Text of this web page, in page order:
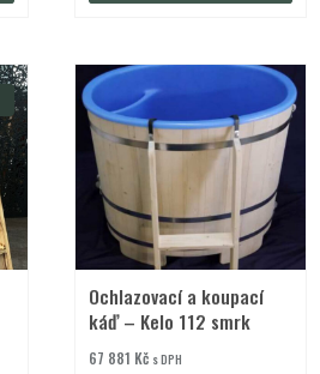
Ochlazovací a koupací
káď – Kelo 112 smrk
67 881 Kč s DPH